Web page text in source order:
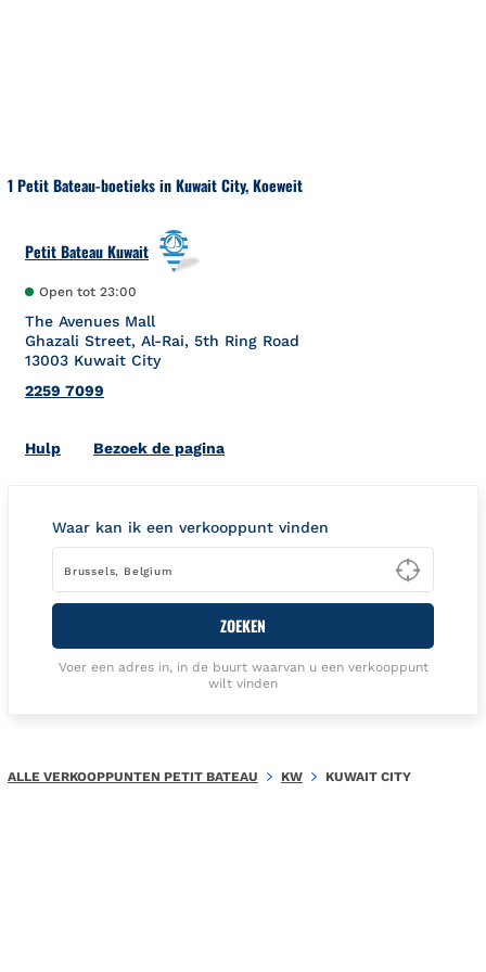
1 Petit Bateau-boetieks in Kuwait City, Koeweit
Petit Bateau Kuwait
Open tot 23:00
The Avenues Mall
Ghazali Street, Al-Rai, 5th Ring Road
13003 Kuwait City
2259 7099
HulpLink Opens in New Tab
Bezoek de pagina
Waar kan ik een verkooppunt vinden
Type
ZOEKEN
Voer een adres in, in de buurt waarvan u een verkooppunt
wilt vinden
ALLE VERKOOPPUNTEN PETIT BATEAU KW KUWAIT CITY